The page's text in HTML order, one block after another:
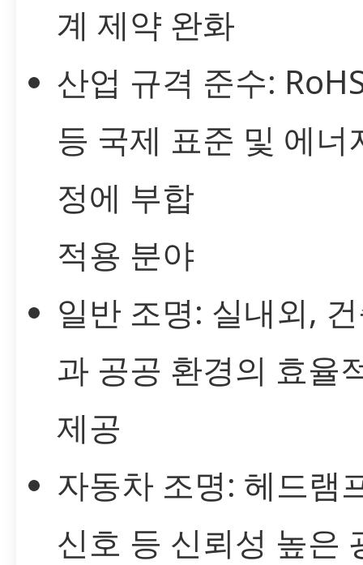
계 제약 완화
산업 규격 준수:
등 국제 표준 및 에너
정에 부합
적용 분야
일반 조명: 실내외,
과 공공 환경의 효율
제공
자동차 조명: 헤드램
신호 등 신뢰성 높은